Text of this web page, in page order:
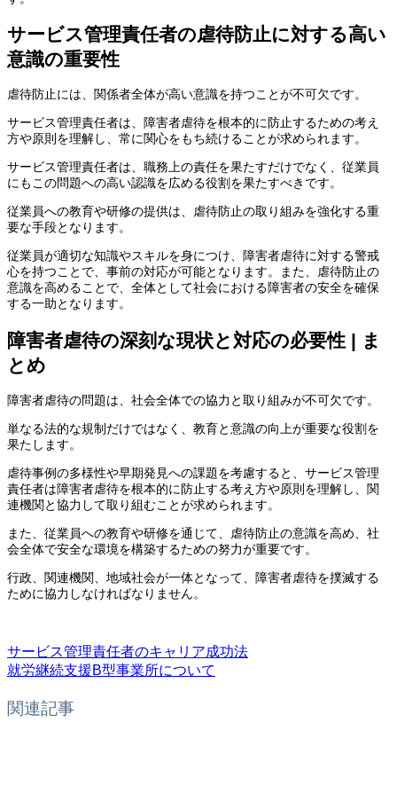
サービス管理責任者の虐待防止に対する高い
意識の重要性
虐待防止には、関係者全体が高い意識を持つことが不可欠です。
サービス管理責任者は、障害者虐待を根本的に防止するための考え
方や原則を理解し、常に関心をもち続けることが求められます。
サービス管理責任者は、職務上の責任を果たすだけでなく、従業員
にもこの問題への高い認識を広める役割を果たすべきです。
従業員への教育や研修の提供は、虐待防止の取り組みを強化する重
要な手段となります。
従業員が適切な知識やスキルを身につけ、障害者虐待に対する警戒
心を持つことで、事前の対応が可能となります。また、虐待防止の
意識を高めることで、全体として社会における障害者の安全を確保
する一助となります。
障害者虐待の深刻な現状と対応の必要性 | ま
とめ
障害者虐待の問題は、社会全体での協力と取り組みが不可欠です。
単なる法的な規制だけではなく、教育と意識の向上が重要な役割を
果たします。
虐待事例の多様性や早期発見への課題を考慮すると、サービス管理
責任者は障害者虐待を根本的に防止する考え方や原則を理解し、関
連機関と協力して取り組むことが求められます。
また、従業員への教育や研修を通じて、虐待防止の意識を高め、社
会全体で安全な環境を構築するための努力が重要です。
行政、関連機関、地域社会が一体となって、障害者虐待を撲滅する
ために協力しなければなりません。
サービス管理責任者のキャリア成功法
就労継続支援B型事業所について
関連記事